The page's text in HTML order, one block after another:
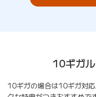
10ギガ
10ギガの場合は10ギガ対